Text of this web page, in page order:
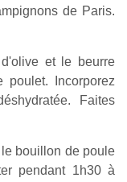
de Paris.
et le beurre
poulet. Incorporez
Faites
bouillon de poule
pendant 1h30 à